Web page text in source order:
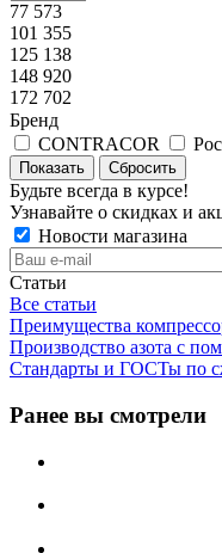
77 573
101 355
125 138
148 920
172 702
Бренд
CONTRACOR
Сбросить
Будьте всегда в курсе!
Узнавайте о скидках и
Новости магазина
Статьи
Все статьи
Преимущества
Производство азота с
Стандарты и ГОСТы по
Ранее вы смотрели